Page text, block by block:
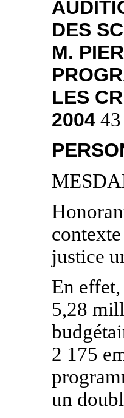
DES
M.
LES
2004 43
justice
En
5,28
2 175
un